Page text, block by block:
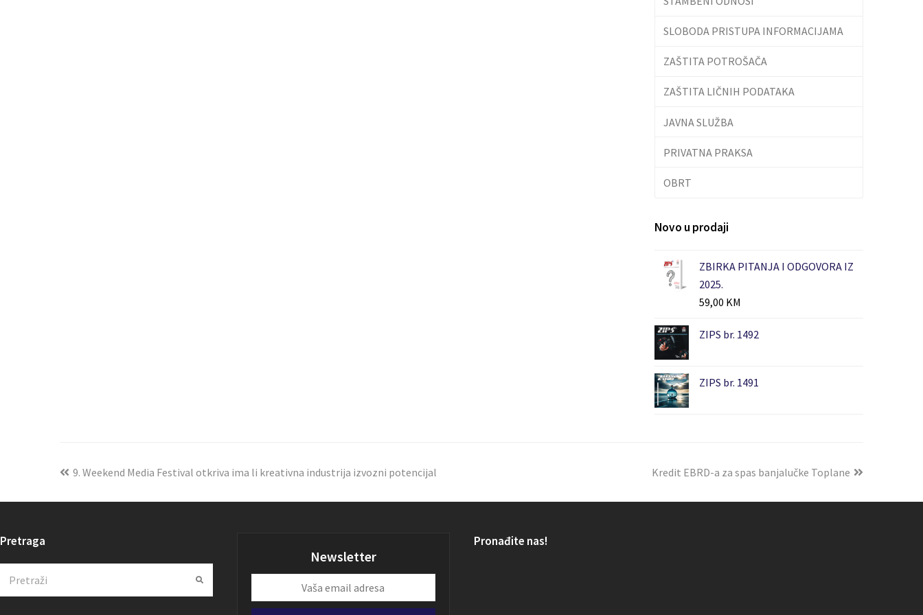
SLOBODA PRISTUPA INFORMACIJAMA
ZAŠTITA POTROŠAČA
ZAŠTITA LIČNIH PODATAKA
JAVNA SLUŽBA
PRIVATNA PRAKSA
OBRT
Novo u prodaji
ZBIRKA PITANJA I ODGOVORA IZ
2025.
59,00 KM
ZIPS br. 1492
ZIPS br. 1491
9. Weekend Media Festival otkriva ima li kreativna industrija izvozni potencijal Kredit EBRD-a za spas banjalučke Toplane
Pretraga
Submit
Newsletter
email
Pronađite nas!